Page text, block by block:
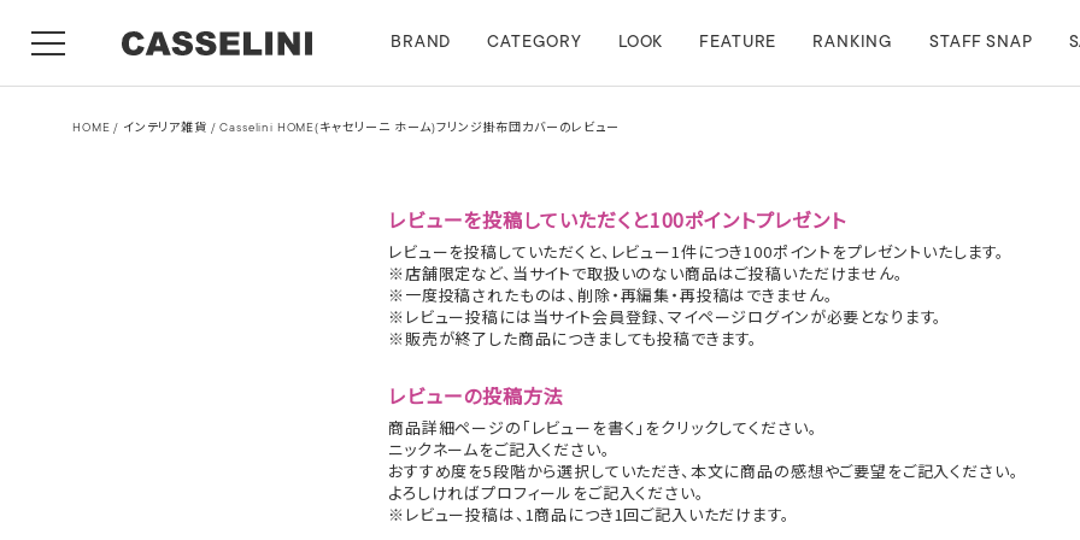
BRAND CATEGORY LOOK FEATURE RANKING STAFF SNAP
HOME インテリア雑貨 Casselini HOME(キャセリーニ ホーム)フリンジ掛布団カバーのレビュー
レビューを投稿していただくと100ポイントプレゼント
レビューを投稿していただくと、レビュー1件につき100ポイントをプレゼントいたします。
※店舗限定など、当サイトで取扱いのない商品はご投稿いただけません。
※一度投稿されたものは、削除・再編集・再投稿はできません。
※レビュー投稿には当サイト会員登録、マイページログインが必要となります。
※販売が終了した商品につきましても投稿できます。
レビューの投稿方法
商品詳細ページの「レビューを書く」をクリックしてください。
ニックネームをご記入ください。
おすすめ度を5段階から選択していただき、本文に商品の感想やご要望をご記入ください。
よろしければプロフィールをご記入ください。
※レビュー投稿は、1商品につき1回ご記入いただけます。